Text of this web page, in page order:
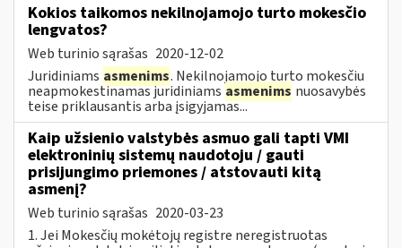
Kokios taikomos nekilnojamojo turto mokesčio
lengvatos?
Web turinio sąrašas 2020-12-02
Juridiniams asmenims. Nekilnojamojo turto mokesčiu
neapmokestinamas juridiniams asmenims nuosavybės
teise priklausantis arba įsigyjamas...
Kaip užsienio valstybės asmuo gali tapti VMI
elektroninių sistemų naudotoju / gauti
prisijungimo priemones / atstovauti kitą
asmenį?
Web turinio sąrašas 2020-03-23
1. Jei Mokesčių mokėtojų registre neregistruotas